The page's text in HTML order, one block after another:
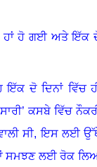
ਹਾਂ ਹੋ ਗਈ ਅਤੇ ਇੱਕ
ਦੋ ਦਿਨਾਂ ਵਿੱਚ
ਸਾਰੀ’ਕਸਬੇ ਵਿੱਚ
ਵਾਲੀ ਸੀ, ਇਸ ਲਈ
ਸਮਝਣ ਲਈ ਰੋਕ